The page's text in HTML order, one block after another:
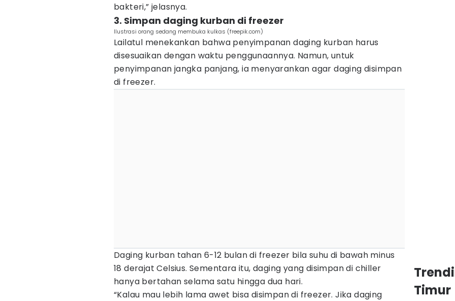
bakteri,” jelasnya.
3. Simpan daging kurban di freezer
Ilustrasi orang sedang membuka kulkas (freepik.com)
Lailatul menekankan bahwa penyimpanan daging kurban harus
disesuaikan dengan waktu penggunaannya. Namun, untuk
penyimpanan jangka panjang, ia menyarankan agar daging disimpan
di freezer.
Daging kurban tahan 6-12 bulan di freezer bila suhu di bawah minus
18 derajat Celsius. Sementara itu, daging yang disimpan di chiller
hanya bertahan selama satu hingga dua hari.
“Kalau mau lebih lama awet bisa disimpan di freezer. Jika daging
Timur